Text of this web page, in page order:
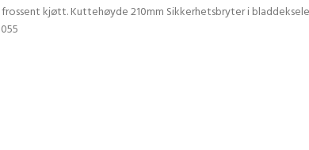
kjøtt. Kuttehøyde 210mm Sikkerhetsbryter i